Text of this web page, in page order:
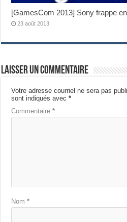
[GamesCom 2013] Sony frappe
23 août 2013
Laisser un commentaire
Votre adresse courriel ne sera pas
sont indiqués avec*
Commentaire*
Nom*